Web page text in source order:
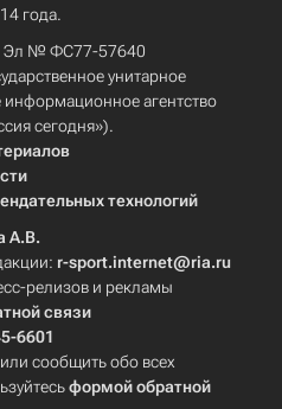
года.
Эл № ФС77-57640
унитарное
агентство
сегодня»).
технологий
А.В.
r-sport.internet@ria.ru
релизов и рекламы
связи
6601
сообщить обо всех
формой обратной